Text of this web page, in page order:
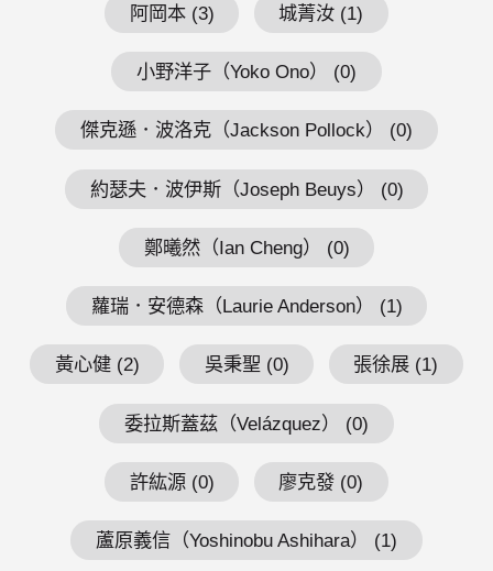
阿岡本 (3) 城菁汝 (1)
小野洋子（Yoko Ono） (0)
傑克遜．波洛克（Jackson Pollock） (0)
約瑟夫．波伊斯（Joseph Beuys） (0)
鄭曦然（Ian Cheng） (0)
蘿瑞．安德森（Laurie Anderson） (1)
黃心健 (2) 吳秉聖 (0) 張徐展 (1)
委拉斯蓋茲（Velázquez） (0)
許紘源 (0) 廖克發 (0)
蘆原義信（Yoshinobu Ashihara） (1)